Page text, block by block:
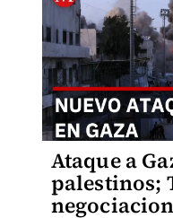
Ataque a
palestinos;